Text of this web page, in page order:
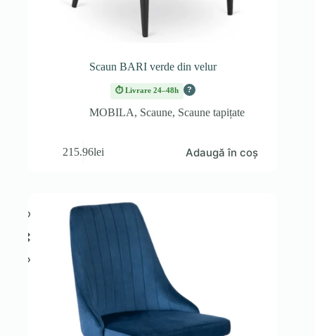
Scaun BARI verde din velur
⏱ Livrare 24–48h ?
MOBILA, Scaune, Scaune tapițate
215.96lei Adaugă în coș